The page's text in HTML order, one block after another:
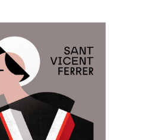
departió junto a la
Berta Peiró con el
se interpretaron pasodobles
de maestros valencianos
Adam Ferrero y Ferrer